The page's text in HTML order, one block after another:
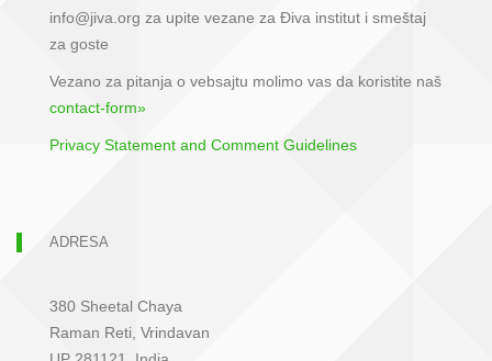
info@jiva.org za upite vezane za Điva institut i smeštaj
za goste
Vezano za pitanja o vebsajtu molimo vas da koristite naš
contact-form»
Privacy Statement and Comment Guidelines
ADRESA
380 Sheetal Chaya
Raman Reti, Vrindavan